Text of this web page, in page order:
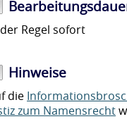
Regel sofort
Hinweise
die
zum Namensrecht